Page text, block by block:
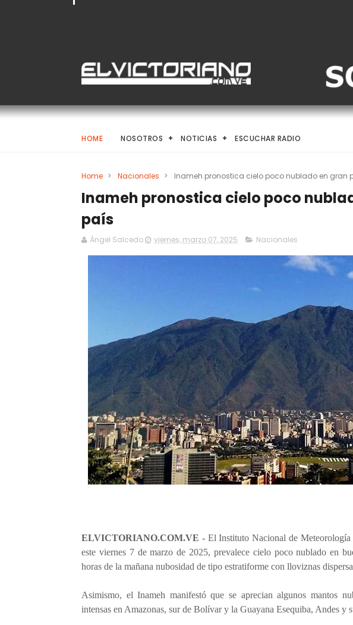
HOME NOSOTROS NOTICIAS ESCUCHAR RADIO
Home > Nacionales > Inameh pronostica cielo poco nublado en gran
Inameh pronostica cielo poco
país
Ángel Salcedo viernes, marzo 07, 2025 Nacionales
ELVICTORIANO.COM.VE - El Instituto Nacional de
este viernes 7 de marzo de 2025, prevalece cielo poco nublado en
horas de la mañana nubosidad de tipo estratiforme con lloviznas
Asimismo, el Inameh manifestó que se aprecian algunos mantos
intensas en Amazonas, sur de Bolívar y la Guayana Esequiba, Andes y